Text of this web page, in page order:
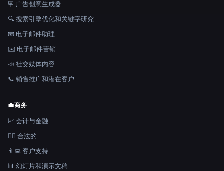
🪧 广告创意生成器
🔍 搜索引擎优化和关键字研究
📧 电子邮件助理
✉️ 电子邮件营销
📣 社交媒体内容
📞 销售推广和潜在客户
💼商务
📈 会计与金融
👩‍⚖️ 合法的
👨‍💻 客户支持
📊 幻灯片和演示文稿